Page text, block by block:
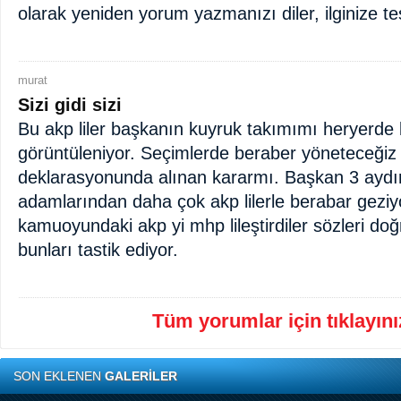
olarak yeniden yorum yazmanızı diler, ilginize
murat
Sizi gidi sizi
Bu akp liler başkanın kuyruk takımımı
görüntüleniyor. Seçimlerde beraber
deklarasyonunda alınan kararmı. Başkan 3
adamlarından daha çok akp lilerle berabar
kamuoyundaki akp yi mhp lileştirdiler sözleri
bunları tastik ediyor.
Tüm yorumlar için
SON EKLENENGALERİLER